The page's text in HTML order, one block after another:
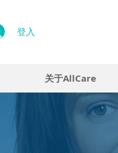
登入
关于AllCare